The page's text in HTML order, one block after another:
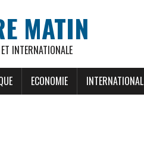
MATIN
INTERNATIONALE
ECONOMIE INTERNATIONAL